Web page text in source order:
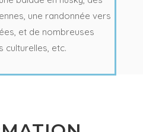
une randonnée vers
et de nombreuses
culturelles, etc.